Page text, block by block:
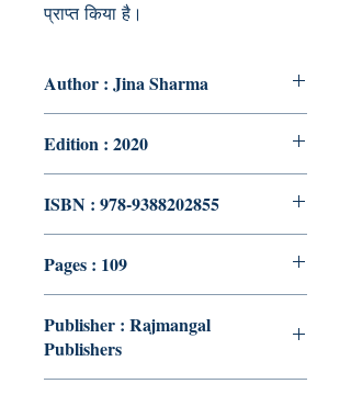
प्राप्त किया है।
Author : Jina Sharma
Edition : 2020
ISBN : 978-9388202855
Pages : 109
Publisher : Rajmangal
Publishers